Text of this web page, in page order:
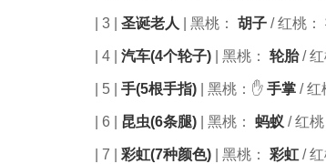
| 3 | 圣诞老人 | 黑桃： 胡子 / 红桃：
| 4 | 汽车(4个轮子) | 黑桃： 轮胎/ 红
| 5 | 手(5根手指) | 黑桃：✋ 手掌 / 红
| 6 | 昆虫(6条腿) | 黑桃： 蚂蚁 / 红桃
| 7 | 彩虹(7种颜色) | 黑桃： 彩虹 / 红